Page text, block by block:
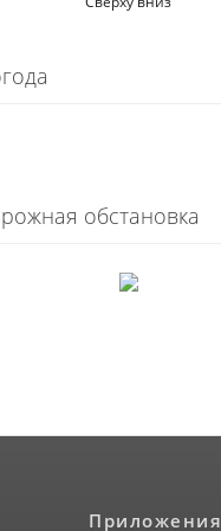
обстановка
Приложения